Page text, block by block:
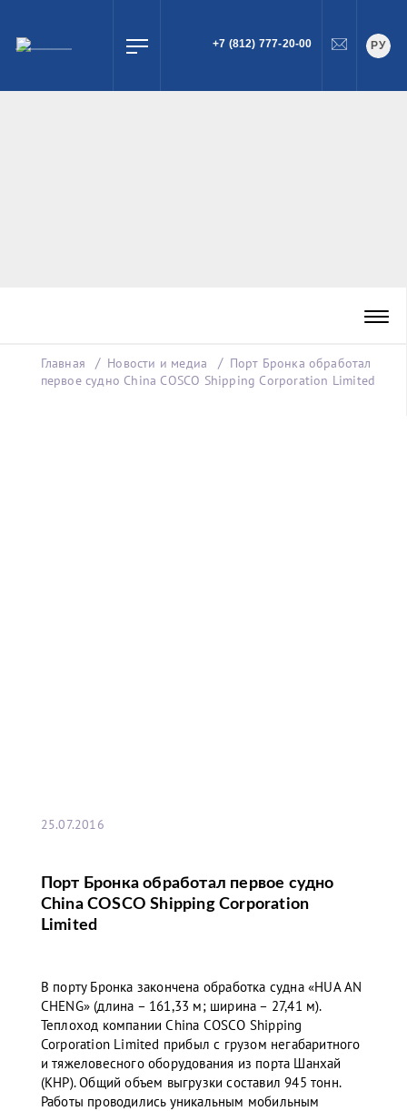
ПОИСК
+7 (812) 777-20-00 РУ
Главная Новости и медиа
Порт Бронка обработал
первое судно China COSCO Shipping Corporation Limited
25.07.2016
Порт Бронка обработал первое судно
China COSCO Shipping Corporation
Limited
В порту Бронка закончена обработка судна «HUA AN
CHENG» (длина – 161,33 м; ширина – 27,41 м).
Теплоход компании China COSCO Shipping
Corporation Limited прибыл с грузом негабаритного
и тяжеловесного оборудования из порта Шанхай
(КНР). Общий объем выгрузки составил 945 тонн.
Работы проводились уникальным мобильным